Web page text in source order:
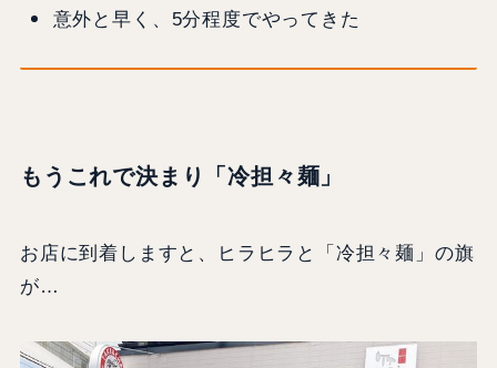
意外と早く、5分程度でやってきた
もうこれで決まり「冷担々麺」
お店に到着しますと、ヒラヒラと「冷担々麺」の旗
が…